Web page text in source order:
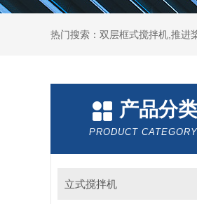
热门搜索：双层框式搅拌机,推进
产品分类
PRODUCT CATEGORY
立式搅拌机